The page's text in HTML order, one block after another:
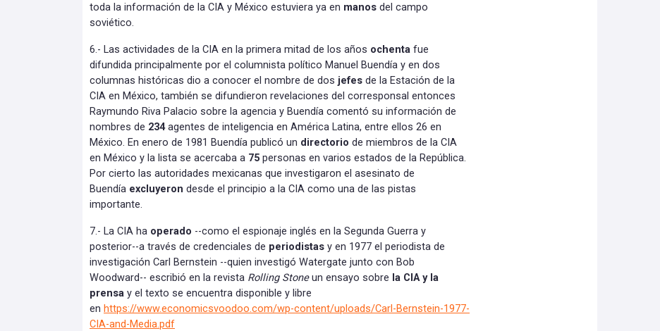
toda la información de la CIA y México estuviera ya en manos del campo
soviético.
6.- Las actividades de la CIA en la primera mitad de los años ochenta fue
difundida principalmente por el columnista político Manuel Buendía y en dos
columnas históricas dio a conocer el nombre de dos jefes de la Estación de la
CIA en México, también se difundieron revelaciones del corresponsal entonces
Raymundo Riva Palacio sobre la agencia y Buendía comentó su información de
nombres de 234agentes de inteligencia en América Latina, entre ellos 26 en
México. En enero de 1981 Buendía publicó un directorio de miembros de la CIA
en México y la lista se acercaba a 75 personas en varios estados de la República.
Por cierto las autoridades mexicanas que investigaron el asesinato de
Buendía excluyeron desde el principio a la CIA como una de las pistas
importante.
7.- La CIA ha operado --como el espionaje inglés en la Segunda Guerra y
posterior--a través de credenciales de periodistas y en 1977 el periodista de
investigación Carl Bernstein --quien investigó Watergate junto con Bob
Woodward-- escribió en la revista Rolling Stoneun ensayo sobre la CIA y la
prensa y el texto se encuentra disponible y libre
en https://www.economicsvoodoo.com/wp-content/uploads/Carl-Bernstein-1977-
CIA-and-Media.pdf